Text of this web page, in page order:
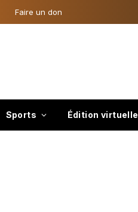
Faire un don
Sports Édition virtuelle